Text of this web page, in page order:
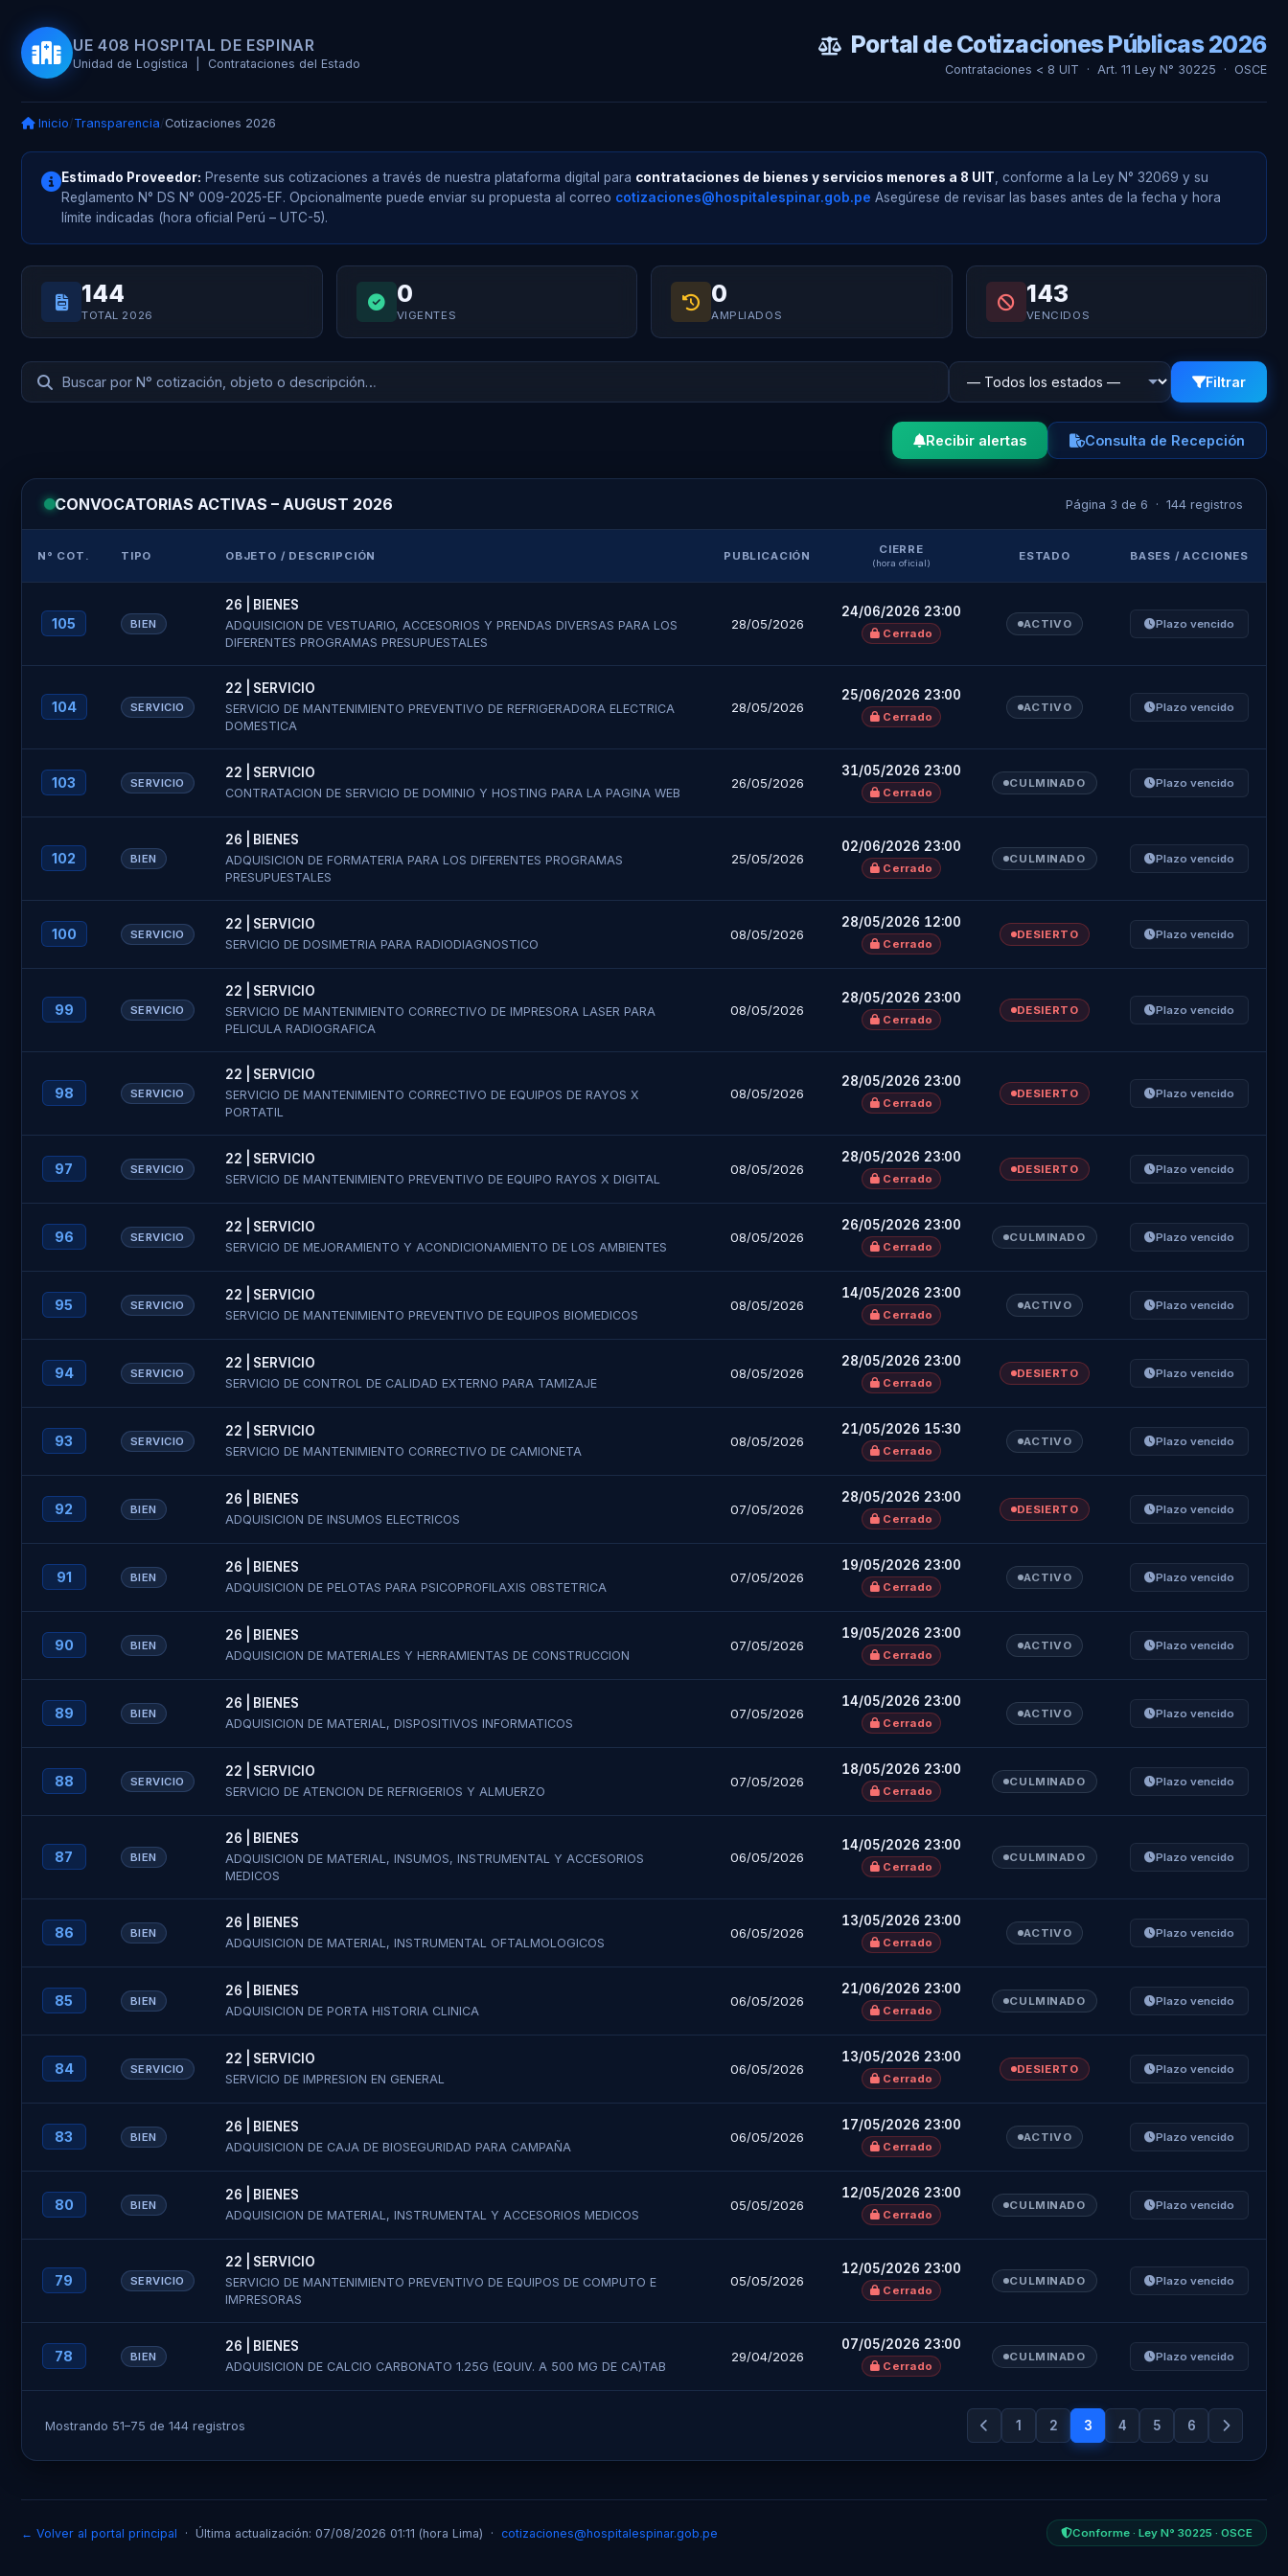
UE 408 HOSPITAL DE ESPINAR
Unidad de Logística | Contrataciones del Estado
Portal de Cotizaciones Públicas 2026
Contrataciones < 8 UIT · Art. 11 Ley N° 30225 · OSCE
Inicio/Transparencia/Cotizaciones 2026
Estimado Proveedor: Presente sus cotizaciones a través de nuestra plataforma digital para contrataciones de bienes y servicios menores a 8 UIT , conforme a la Ley N° 32069 y su
Reglamento N° DS N° 009-2025-EF. Opcionalmente puede enviar su propuesta al correo cotizaciones@hospitalespinar.gob.pe Asegúrese de revisar las bases antes de la fecha y hora
límite indicadas (hora oficial Perú – UTC-5).
144
TOTAL 2026
0
VIGENTES
0
AMPLIADOS
143
VENCIDOS
Filtrar
Recibir alertas Consulta de Recepción
CONVOCATORIAS ACTIVAS – AUGUST 2026 Página 3 de 6 · 144 registros
N° COT. TIPO OBJETO / DESCRIPCIÓN PUBLICACIÓN CIERRE
(hora oficial)
ESTADO BASES / ACCIONES
105 BIEN
26 | BIENES
ADQUISICION DE VESTUARIO, ACCESORIOS Y PRENDAS DIVERSAS PARA LOS
DIFERENTES PROGRAMAS PRESUPUESTALES
28/05/2026
24/06/2026 23:00
Cerrado
ACTIVO Plazo vencido
104 SERVICIO
22 | SERVICIO
SERVICIO DE MANTENIMIENTO PREVENTIVO DE REFRIGERADORA ELECTRICA
DOMESTICA
28/05/2026
25/06/2026 23:00
Cerrado
ACTIVO Plazo vencido
103 SERVICIO
22 | SERVICIO
CONTRATACION DE SERVICIO DE DOMINIO Y HOSTING PARA LA PAGINA WEB
26/05/2026
31/05/2026 23:00
Cerrado
CULMINADO Plazo vencido
102 BIEN
26 | BIENES
ADQUISICION DE FORMATERIA PARA LOS DIFERENTES PROGRAMAS
PRESUPUESTALES
25/05/2026
02/06/2026 23:00
Cerrado
CULMINADO Plazo vencido
100 SERVICIO
22 | SERVICIO
SERVICIO DE DOSIMETRIA PARA RADIODIAGNOSTICO
08/05/2026
28/05/2026 12:00
Cerrado
DESIERTO Plazo vencido
99 SERVICIO
22 | SERVICIO
SERVICIO DE MANTENIMIENTO CORRECTIVO DE IMPRESORA LASER PARA
PELICULA RADIOGRAFICA
08/05/2026
28/05/2026 23:00
Cerrado
DESIERTO Plazo vencido
98 SERVICIO
22 | SERVICIO
SERVICIO DE MANTENIMIENTO CORRECTIVO DE EQUIPOS DE RAYOS X
PORTATIL
08/05/2026
28/05/2026 23:00
Cerrado
DESIERTO Plazo vencido
97 SERVICIO
22 | SERVICIO
SERVICIO DE MANTENIMIENTO PREVENTIVO DE EQUIPO RAYOS X DIGITAL
08/05/2026
28/05/2026 23:00
Cerrado
DESIERTO Plazo vencido
96 SERVICIO
22 | SERVICIO
SERVICIO DE MEJORAMIENTO Y ACONDICIONAMIENTO DE LOS AMBIENTES
08/05/2026
26/05/2026 23:00
Cerrado
CULMINADO Plazo vencido
95 SERVICIO
22 | SERVICIO
SERVICIO DE MANTENIMIENTO PREVENTIVO DE EQUIPOS BIOMEDICOS
08/05/2026
14/05/2026 23:00
Cerrado
ACTIVO Plazo vencido
94 SERVICIO
22 | SERVICIO
SERVICIO DE CONTROL DE CALIDAD EXTERNO PARA TAMIZAJE
08/05/2026
28/05/2026 23:00
Cerrado
DESIERTO Plazo vencido
93 SERVICIO
22 | SERVICIO
SERVICIO DE MANTENIMIENTO CORRECTIVO DE CAMIONETA
08/05/2026
21/05/2026 15:30
Cerrado
ACTIVO Plazo vencido
92 BIEN
26 | BIENES
ADQUISICION DE INSUMOS ELECTRICOS
07/05/2026
28/05/2026 23:00
Cerrado
DESIERTO Plazo vencido
91 BIEN
26 | BIENES
ADQUISICION DE PELOTAS PARA PSICOPROFILAXIS OBSTETRICA
07/05/2026
19/05/2026 23:00
Cerrado
ACTIVO Plazo vencido
90 BIEN
26 | BIENES
ADQUISICION DE MATERIALES Y HERRAMIENTAS DE CONSTRUCCION
07/05/2026
19/05/2026 23:00
Cerrado
ACTIVO Plazo vencido
89 BIEN
26 | BIENES
ADQUISICION DE MATERIAL, DISPOSITIVOS INFORMATICOS
07/05/2026
14/05/2026 23:00
Cerrado
ACTIVO Plazo vencido
88 SERVICIO
22 | SERVICIO
SERVICIO DE ATENCION DE REFRIGERIOS Y ALMUERZO
07/05/2026
18/05/2026 23:00
Cerrado
CULMINADO Plazo vencido
87 BIEN
26 | BIENES
ADQUISICION DE MATERIAL, INSUMOS, INSTRUMENTAL Y ACCESORIOS
MEDICOS
06/05/2026
14/05/2026 23:00
Cerrado
CULMINADO Plazo vencido
86 BIEN
26 | BIENES
ADQUISICION DE MATERIAL, INSTRUMENTAL OFTALMOLOGICOS
06/05/2026
13/05/2026 23:00
Cerrado
ACTIVO Plazo vencido
85 BIEN
26 | BIENES
ADQUISICION DE PORTA HISTORIA CLINICA
06/05/2026
21/06/2026 23:00
Cerrado
CULMINADO Plazo vencido
84 SERVICIO
22 | SERVICIO
SERVICIO DE IMPRESION EN GENERAL
06/05/2026
13/05/2026 23:00
Cerrado
DESIERTO Plazo vencido
83 BIEN
26 | BIENES
ADQUISICION DE CAJA DE BIOSEGURIDAD PARA CAMPAÑA
06/05/2026
17/05/2026 23:00
Cerrado
ACTIVO Plazo vencido
80 BIEN
26 | BIENES
ADQUISICION DE MATERIAL, INSTRUMENTAL Y ACCESORIOS MEDICOS
05/05/2026
12/05/2026 23:00
Cerrado
CULMINADO Plazo vencido
79 SERVICIO
22 | SERVICIO
SERVICIO DE MANTENIMIENTO PREVENTIVO DE EQUIPOS DE COMPUTO E
IMPRESORAS
05/05/2026
12/05/2026 23:00
Cerrado
CULMINADO Plazo vencido
78 BIEN
26 | BIENES
ADQUISICION DE CALCIO CARBONATO 1.25G (EQUIV. A 500 MG DE CA)TAB
29/04/2026
07/05/2026 23:00
Cerrado
CULMINADO Plazo vencido
Mostrando 51–75 de 144 registros 1 2 3 4 5 6
← Volver al portal principal · Última actualización: 07/08/2026 01:11 (hora Lima) · cotizaciones@hospitalespinar.gob.pe Conforme · Ley N° 30225 · OSCE
Enviar Cotización ×
Tipo de Persona * Nro. Documento (RUC/DNI)
Tiempo de Entrega (Días)* Tiempo de Validez de Oferta*
El sistema emitirá unAcuse de Reciboautomático validando su entrega.
Verificación de Envío
Consulte si su cotización fue registrada correctamente en nuestro
×
Verificar mi Registro
Al registrarse, usted autoriza al Hospital de Espinar a enviarle notificaciones de nuevas
convocatorias que coincidan con su especialidad.
Registrarme en la Base de Datos